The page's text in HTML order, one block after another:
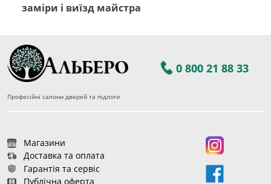
заміри і виїзд майстра
0 800 21 88 33
Професійні салони дверей та підлоги
Магазини
Доставка та оплата
Гарантія та сервіс
Публічна оферта